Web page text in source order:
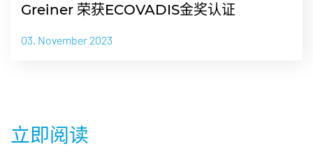
Greiner 荣获ECOVADIS金奖认证
03. November 2023
立即阅读